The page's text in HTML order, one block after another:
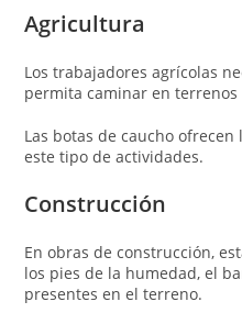
Agricultura
Los trabajadores agrícolas
permita caminar en
Las botas de caucho
este tipo de actividades.
Construcción
En obras de construcción,
los pies de la humedad, el
presentes en el terreno.